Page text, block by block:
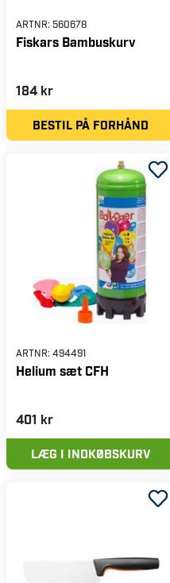
ARTNR: 560678
Fiskars Bambuskurv
184 kr
BESTIL PÅ FORHÅND
ARTNR: 494491
Helium sæt CFH
401 kr
LÆG I INDKØBSKURV